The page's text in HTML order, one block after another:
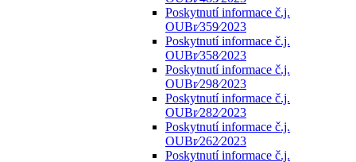
Poskytnutí informace č.j.
OUBr⁄359⁄2023
Poskytnutí informace č.j.
OUBr⁄358⁄2023
Poskytnutí informace č.j.
OUBr⁄298⁄2023
Poskytnutí informace č.j.
OUBr⁄282⁄2023
Poskytnutí informace č.j.
OUBr⁄262⁄2023
Poskytnutí informace č.j.